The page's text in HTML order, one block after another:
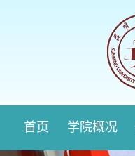
首页 学院概况